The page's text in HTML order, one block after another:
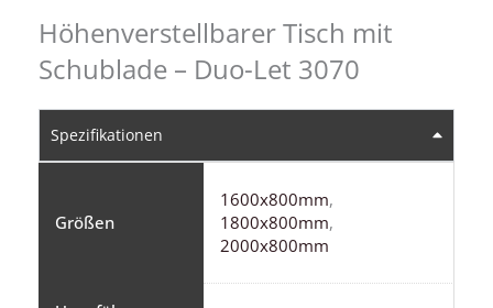
Höhenverstellbarer Tisch mit
Schublade – Duo-Let 3070
Spezifikationen
Größen
1600x800mm,
1800x800mm,
2000x800mm